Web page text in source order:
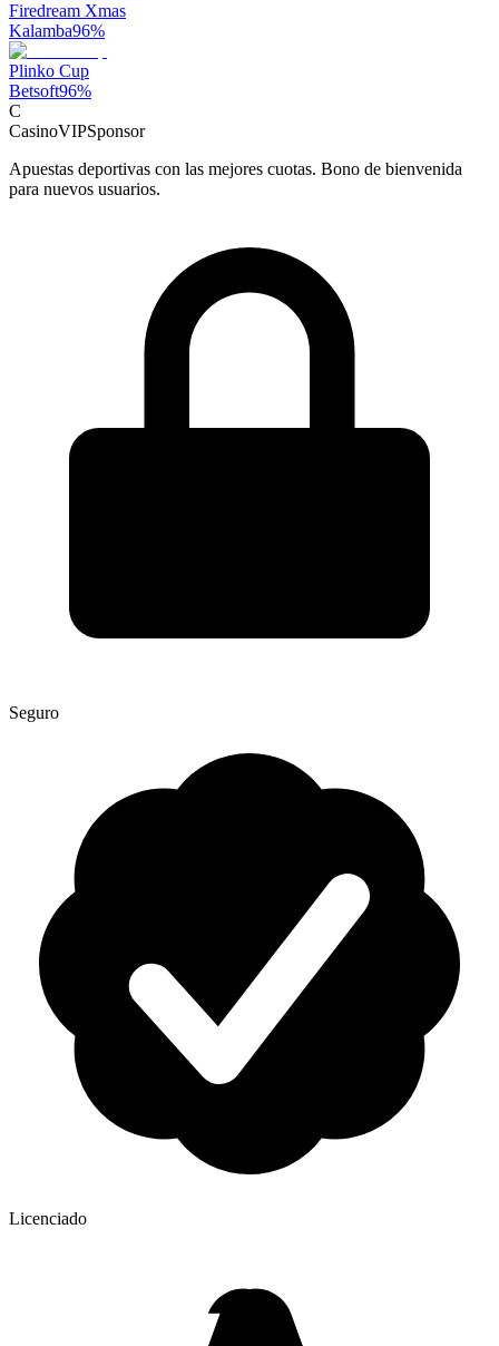
Firedream Xmas
Kalamba96%
Plinko Cup
Betsoft96%
C
CasinoVIPSponsor
Apuestas deportivas con las mejores cuotas. Bono de bienvenida
para nuevos usuarios.
Seguro
Licenciado